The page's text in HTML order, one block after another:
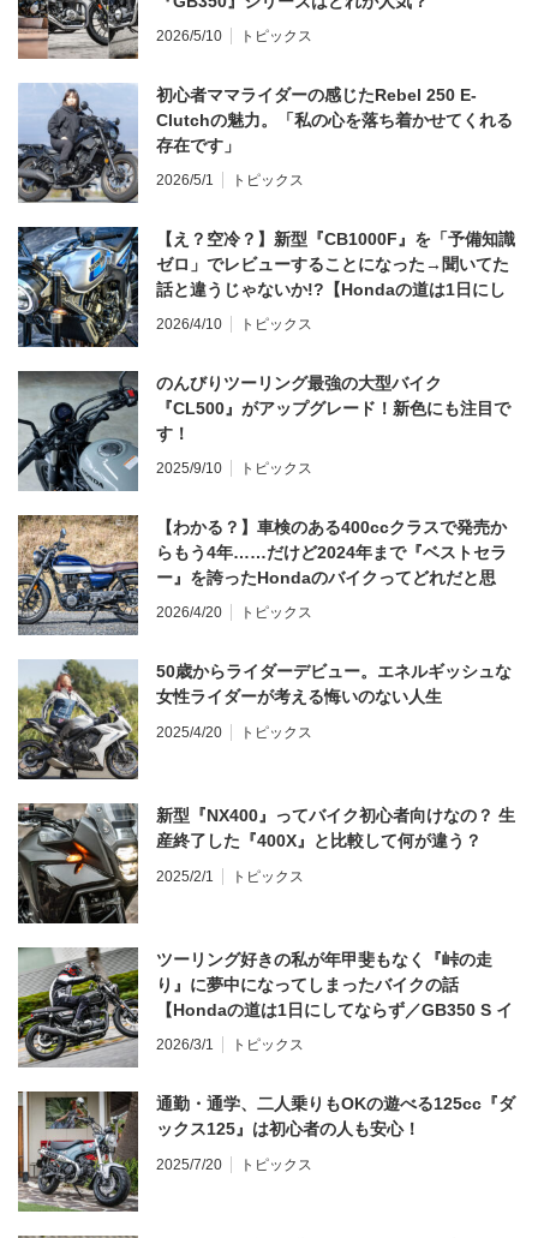
2026/5/10 トピックス
初心者ママライダーの感じたRebel 250 E-
Clutchの魅力。「私の心を落ち着かせてくれる
存在です」
2026/5/1 トピックス
【え？空冷？】新型『CB1000F』を「予備知識
ゼロ」でレビューすることになった→聞いてた
話と違うじゃないか!?【Hondaの道は1日にし
てならず／CB1000F ①第一印象 編】
2026/4/10 トピックス
のんびりツーリング最強の大型バイク
『CL500』がアップグレード！新色にも注目で
す！
2025/9/10 トピックス
【わかる？】車検のある400ccクラスで発売か
らもう4年……だけど2024年まで『ベストセラ
ー』を誇ったHondaのバイクってどれだと思
う？
2026/4/20 トピックス
50歳からライダーデビュー。エネルギッシュな
女性ライダーが考える悔いのない人生
2025/4/20 トピックス
新型『NX400』ってバイク初心者向けなの？ 生
産終了した『400X』と比較して何が違う？
2025/2/1 トピックス
ツーリング好きの私が年甲斐もなく『峠の走
り』に夢中になってしまったバイクの話
【Hondaの道は1日にしてならず／GB350 S イ
ンプレ・レビュー 前編】
2026/3/1 トピックス
通勤・通学、二人乗りもOKの遊べる125cc『ダ
ックス125』は初心者の人も安心！
2025/7/20 トピックス